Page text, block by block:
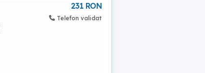
231 RON
Telefon validat